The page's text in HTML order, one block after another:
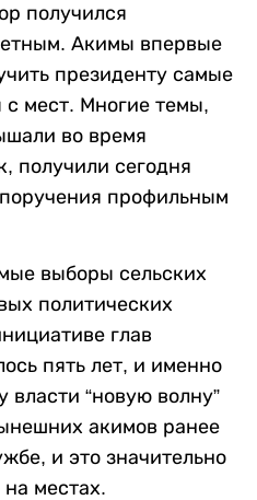
получился
Акимы впервые
президенту самые
мест. Многие темы,
во время
получили сегодня
профильным
выборы сельских
политических
глав
пять лет, и именно
власти “новую волну”
акимов ранее
и это значительно
местах.